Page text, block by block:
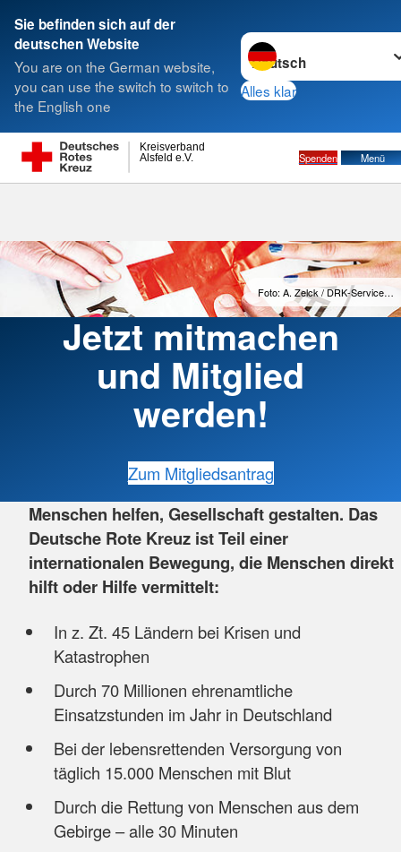
Sie befinden sich auf der
deutschen Website
You are on the German website,
you can use the switch to switch to
the English one
Sprache wechseln zu
Alles klar
Alsfeld e.V.
Kreisverband
Spenden Menü
Suche
Foto: A. Zelck / DRK-Service…
Jetzt mitmachen
und Mitglied
werden!
Zum Mitgliedsantrag
Menschen helfen, Gesellschaft gestalten. Das
Deutsche Rote Kreuz ist Teil einer
internationalen Bewegung, die Menschen direkt
hilft oder Hilfe vermittelt:
In z. Zt. 45 Ländern bei Krisen und
Katastrophen
Durch 70 Millionen ehrenamtliche
Einsatzstunden im Jahr in Deutschland
Bei der lebensrettenden Versorgung von
täglich 15.000 Menschen mit Blut
Durch die Rettung von Menschen aus dem
Gebirge – alle 30 Minuten